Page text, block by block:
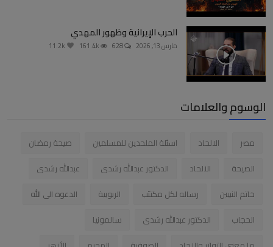
الحرب الإيرانية وظهور المهدي
مارس 13, 2026
الوسوم والعلامات
مصر الالحاد اسئلة الملحدين للمسلمين
صيحة رمضان
الصيحة
الالحاد الدكتور عبدالله رشدى
عبدالله رشدى
خاتم النبيين
رساله لكل مكتئب الربوبية
الدعوه الى الله
الحجاب
الدكتور عبدالله رشدى
سالمونيا